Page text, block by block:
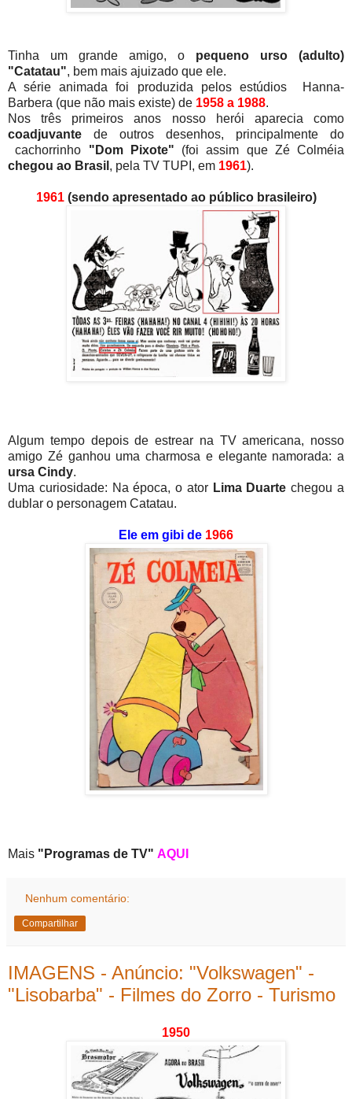
Tinha um grande amigo, o pequeno urso (adulto)
"Catatau", bem mais ajuizado que ele.
A série animada foi produzida pelos estúdios Hanna-
Barbera (que não mais existe) de 1958 a 1988.
Nos três primeiros anos nosso herói aparecia como
coadjuvante de outros desenhos, principalmente do
cachorrinho "Dom Pixote" (foi assim que Zé Colméia
chegou ao Brasil , pela TV TUPI, em 1961).
1961 (sendo apresentado ao público brasileiro)
Algum tempo depois de estrear na TV americana, nosso
amigo Zé ganhou uma charmosa e elegante namorada: a
ursa Cindy.
Uma curiosidade: Na época, o ator Lima Duarte chegou a
dublar o personagem Catatau.
Ele em gibi de 1966
Mais "Programas de TV" AQUI
Nenhum comentário:
Compartilhar
IMAGENS - Anúncio: "Volkswagen" -
"Lisobarba" - Filmes do Zorro - Turismo
1950